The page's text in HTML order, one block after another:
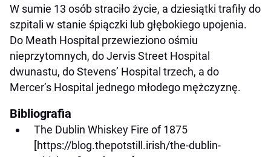
W sumie 13 osób straciło życie, a dziesiątki trafiły do
szpitali w stanie śpiączki lub głębokiego upojenia.
Do Meath Hospital przewieziono ośmiu
nieprzytomnych, do Jervis Street Hospital
dwunastu, do Stevens’ Hospital trzech, a do
Mercer’s Hospital jednego młodego mężczyznę.
Bibliografia
The Dublin Whiskey Fire of 1875
[https://blog.thepotstill.irish/the-dublin-